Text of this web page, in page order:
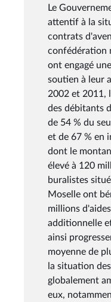
Le
attentif à la
contrats
confédération
ont engagé
soutien à leur
2002 et 2011,
des débitants
de 54 % du
et de 67 % en
dont le
élevé à 120
buralistes
Moselle ont
millions
additionnelle
ainsi
moyenne de
la situation
globalement
eux,